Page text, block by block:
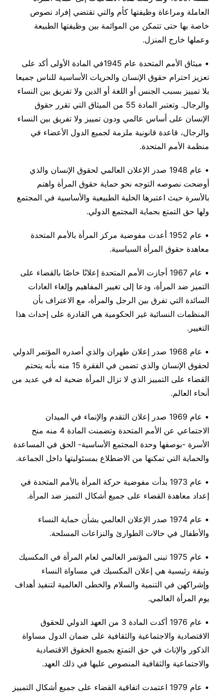
العاملة ومراعاة وظيفتها كأم والتي تقتضي إفراد نصوص
خاصة بها حتى تتمكن من الموائمة بين وظيفتها الطبيعة
وعملها خارج المنزل.
• ميثاق الأمم المتحدة عام 1945في المادة الأولى أكد على
تعزيز احترام حقوق الإنسان والحريات الأساسية للناس جميعا
بلا تمييز بسبب الجنس أو اللغة أو الدين ولا تفريق بين النساء
والرجال. وتعتبر المادة 55 من الميثاق التي تقرر حقوق
الإنسان على أساس عالمي ودون تمييز ولا تفريق بين النساء
والرجال، قاعدة قانونية ملزمة لجميع الدول الأعضاء في
منظمة الأمم المتحدة.
• عام 1948 صدر الإعلان العالمي لحقوق الإنسان والذي
أوضحت نصوصه التوجه نحو حماية حقوق المرأة واهتم
بالأسرة حيث اعتبرها الخلية الطبيعية والأساسية في المجتمع
ولها حق التمتع بحماية المجتمع الدولي.
• عام 1952 أعدت مفوضية مركز المرأة بالأمم المتحدة
معاهدة حقوق المرأة السياسية.
• عام 1967 أجازت الأمم المتحدة إعلانًا خاصًا بالقضاء على
التميز ضد المرأة، ودعا إلى تغيير المفاهيم وإلغاء العادات
السائدة التي تفرق بين الرجل والمرأة، مع الاعتراف بأن
المنظمات النسائية غير الحكومية هي القادرة على إحداث هذا
التغيير.
• عام 1968 صدر إعلان طهران والذي أصدره المؤتمر الدولي
لحقوق الإنسان والذي تضمن في الفقرة 15 منه بأنه يتحتم
القضاء على التمييز الذي لا تزال المرأة ضحية له في عديد من
أنحاء العالم.
• عام 1969 صدر إعلان التقدم والإنماء في الميدان
الاجتماعي عن الأمم المتحدة وتضمنت المادة 4 منه منح
الأسرة -بوصفها وحدة المجتمع الأساسية- الحق في المساعدة
والحماية التي تمكنها من الاضطلاع بمسئوليتها داخل الجماعة.
• عام 1973 بدأت مفوضية حركة المرأة بالأمم المتحدة في
إعداد معاهدة القضاء على جميع أشكال التميز ضد المرأة.
• عام 1974 صدر الإعلان العالمي بشأن حماية النساء
والأطفال في حالات الطوارئ والنزاعات المسلحة.
• عام 1975 تبنى المؤتمر العالمي لعام المرأة في المكسيك
وثيقة رئيسية هي إعلان المكسيك في مساواة النساء
وإشراكهن في التنمية والسلام والخطى العالمية لتنفيذ أهداف
يوم المرأة العالمي.
• عام 1976 أكدت المادة 3 من العهد الدولي للحقوق
الاقتصادية والاجتماعية والثقافية على ضمان الدول مساواة
الذكور والإناث في حق التمتع بجميع الحقوق الاقتصادية
والاجتماعية والثقافية المنصوص عليها في ذلك العهد.
• عام 1979 اعتمدت اتفاقية القضاء على جميع أشكال التمييز